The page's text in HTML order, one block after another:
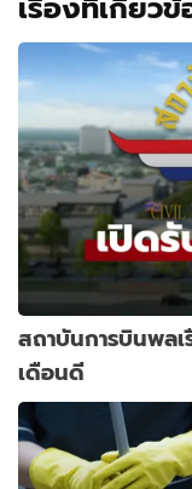
สถาบันการบินพล
เดือนดี